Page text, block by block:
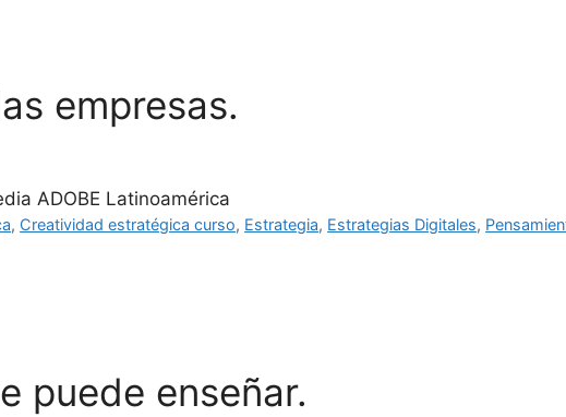
empresas.
ADOBE Latinoamérica
, Creatividad estratégica curso, Estrategia, Estrategias Digitales,
puede enseñar.